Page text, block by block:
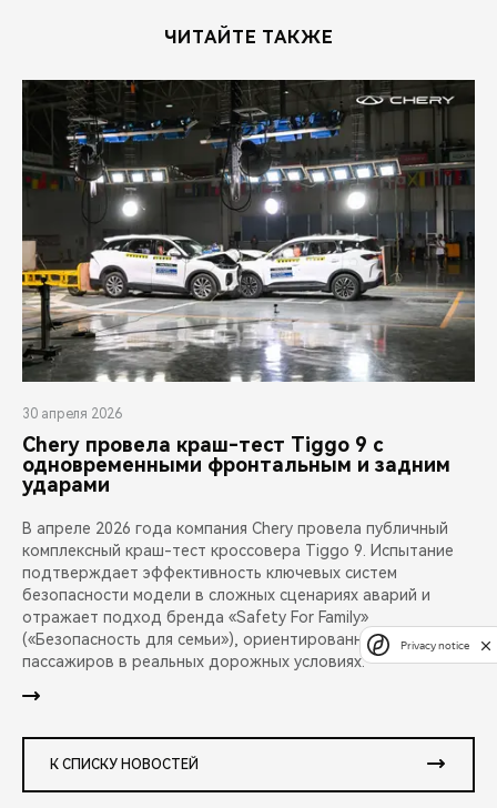
ЧИТАЙТЕ ТАКЖЕ
30 апреля 2026
Chery провела краш-тест Tiggo 9 с
одновременными фронтальным и задним
ударами
В апреле 2026 года компания Chery провела публичный
комплексный краш-тест кроссовера Tiggo 9. Испытание
подтверждает эффективность ключевых систем
безопасности модели в сложных сценариях аварий и
отражает подход бренда «Safety For Family»
(«Безопасность для семьи»), ориентированный на защиту
пассажиров в реальных дорожных условиях.
К СПИСКУ НОВОСТЕЙ
Privacy notice